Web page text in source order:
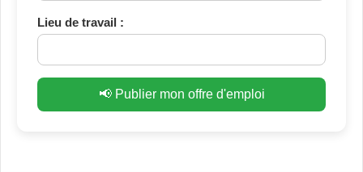
Lieu de travail :
📢 Publier mon offre d'emploi